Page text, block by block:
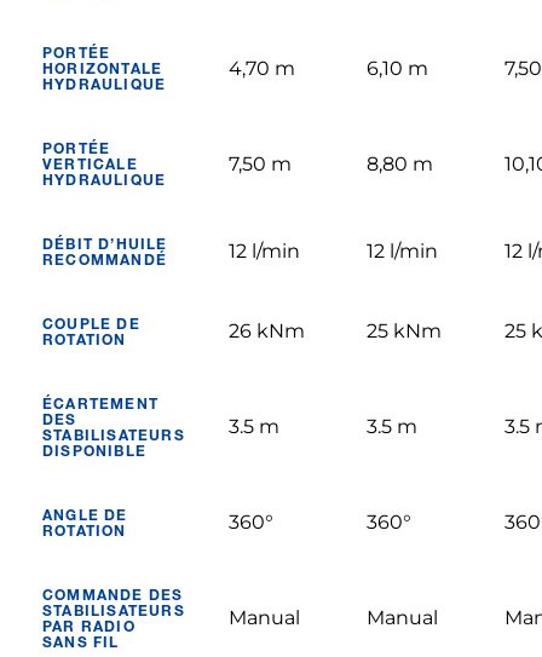
PORTÉE
HORIZONTALE
HYDRAULIQUE
4,70 m 6,10 m
PORTÉE
VERTICALE
HYDRAULIQUE
7,50 m 8,80 m
DÉBIT D’HUILE
RECOMMANDÉ
12 l/min 12 l/min 12
COUPLE DE
ROTATION
26 kNm 25 kNm 25
ÉCARTEMENT
DES
STABILISATEURS
DISPONIBLE
3.5 m 3.5 m 3.5
ANGLE DE
ROTATION
360° 360°
COMMANDE DES
STABILISATEURS
PAR RADIO
SANS FIL
Manual Manual